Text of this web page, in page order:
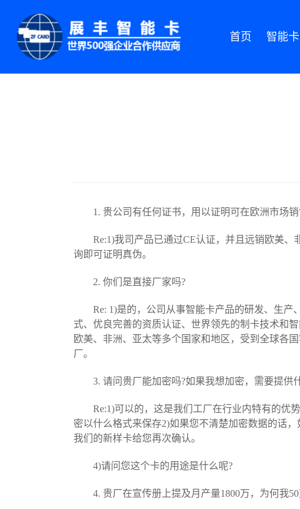
首页 智能卡
1. 贵公司有任何证书，用以证明可在欧洲市场销
Re:1)我司产品已通过CE认证，并且远销欧美、
询即可证明真伪。
2. 你们是直接厂家吗?
Re: 1)是的，公司从事智能卡产品的研发、生产
式、优良完善的资质认证、世界领先的制卡技术和
欧美、非洲、亚太等多个国家和地区，受到全球各
厂。
3. 请问贵厂能加密吗?如果我想加密，需要提供
Re:1)可以的，这是我们工厂在行业内特有的优势
密以什么格式来保存2)如果您不清楚加密数据的话
我们的新样卡给您再次确认。
4)请问您这个卡的用途是什么呢?
4. 贵厂在宣传册上提及月产量1800万，为何我50